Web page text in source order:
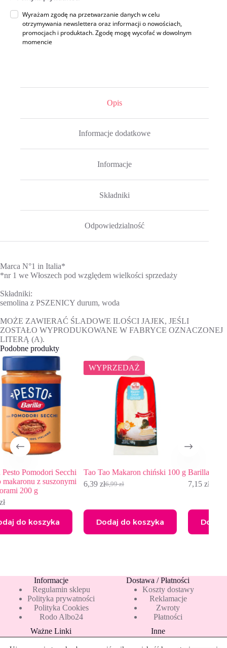
Wyrażam zgodę na przetwarzanie danych w celu
otrzymywania newslettera oraz informacji o nowościach,
promocjach i produktach. Zgodę mogę wycofać w dowolnym
momencie
Opis
Informacje dodatkowe
Informacje
Składniki
Odpowiedzialność
Marca N°1 in Italia*
*nr 1 we Włoszech pod względem wielkości sprzedaży
Składniki:
semolina z PSZENICY durum, woda
MOŻE ZAWIERAĆ ŚLADOWE ILOŚCI JAJEK, JEŚLI
ZOSTAŁO WYPRODUKOWANE W FABRYCE OZNACZONEJ
LITERĄ (A).
Podobne produkty
Secchi
WYPRZEDAŻ
Tao Tao Makaron chiński 100 g
6,99zł
Pierwotna
6,99 zł.
6,39zł Aktualna
6,39 zł.
Dodaj do koszyka
Barilla Makaron Gnocchi
Dodaj do koszyka
Informacje
Regulamin sklepu
Polityka prywatności
Polityka Cookies
Rodo Albo24
Dostawa / Płatności
Koszty dostawy
Reklamacje
Zwroty
Płatności
Ważne Linki
Blog
Inne
Pakiety 10 mleka